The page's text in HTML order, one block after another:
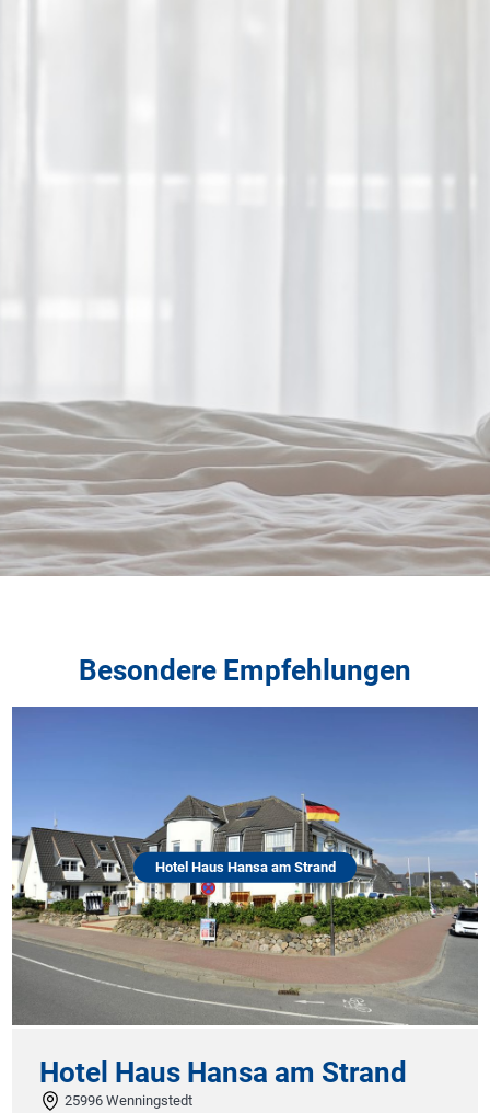
Besondere Empfehlungen
Hotel Haus Hansa am Strand
Haus Hansa am Strand
25996 Wenningstedt